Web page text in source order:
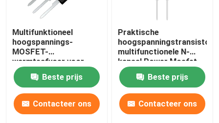
Multifunktioneel
hoogspannings-
MOSFET-
warmteafvoer voor
LED-driver
Beste prijs
Contacteer ons
Praktische
hoogspanningstransistor,
multifunctionele N-
kanaal Power Mosfet
Beste prijs
Contacteer ons